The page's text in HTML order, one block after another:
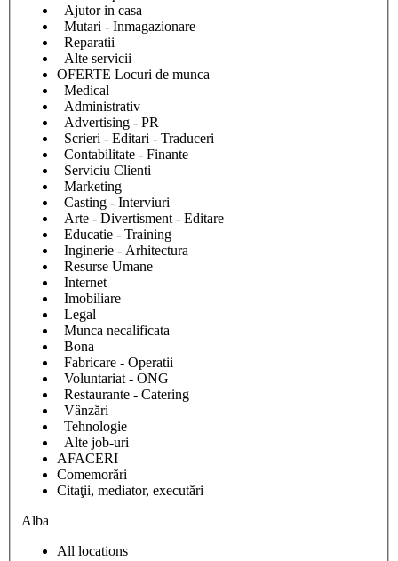
Ajutor in casa
Mutari - Inmagazionare
Reparatii
Alte servicii
OFERTE Locuri de munca
Medical
Administrativ
Advertising - PR
Scrieri - Editari - Traduceri
Contabilitate - Finante
Serviciu Clienti
Marketing
Casting - Interviuri
Arte - Divertisment - Editare
Educatie - Training
Inginerie - Arhitectura
Resurse Umane
Internet
Imobiliare
Legal
Munca necalificata
Bona
Fabricare - Operatii
Voluntariat - ONG
Restaurante - Catering
Vânzări
Tehnologie
Alte job-uri
AFACERI
Comemorări
Citaţii, mediator, executări
Alba
All locations